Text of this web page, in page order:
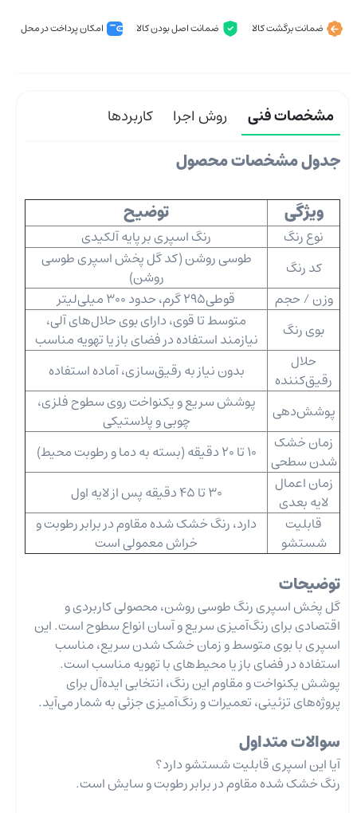
ضمانت برگشت کالا ضمانت اصل بودن کالا امکان پرداخت در محل
مشخصات فنی روش اجرا کاربردها
جدول مشخصات محصول
ویژگی
توضیح
نوع رنگ
رنگ اسپری بر پایه آلکیدی
کد رنگ
طوسی روشن (کد گل پخش اسپری طوسی
روشن)
وزن / حجم
قوطی295 گرم، حدود 300 میلی‌لیتر
بوی رنگ
متوسط تا قوی، دارای بوی حلال‌های آلی،
نیازمند استفاده در فضای باز یا تهویه مناسب
حلال
رقیق‌کننده
بدون نیاز به رقیق‌سازی، آماده استفاده
پوشش‌دهی
پوشش سریع و یکنواخت روی سطوح فلزی،
چوبی و پلاستیکی
زمان خشک
شدن سطحی
10 تا 20 دقیقه (بسته به دما و رطوبت محیط)
زمان اعمال
لایه بعدی
30 تا 45 دقیقه پس از لایه اول
قابلیت
شستشو
دارد، رنگ خشک شده مقاوم در برابر رطوبت و
خراش معمولی است
توضیحات
گل پخش اسپری رنگ طوسی روشن، محصولی کاربردی و
اقتصادی برای رنگ‌آمیزی سریع و آسان انواع سطوح است. این
اسپری با بوی متوسط و زمان خشک شدن سریع، مناسب
استفاده در فضای باز یا محیط‌های با تهویه مناسب است.
پوشش یکنواخت و مقاوم این رنگ، انتخابی ایده‌آل برای
پروژه‌های تزئینی، تعمیرات و رنگ‌آمیزی جزئی به شمار می‌آید.
سوالات متداول
آیا این اسپری قابلیت شستشو دارد؟
رنگ خشک شده مقاوم در برابر رطوبت و سایش است.